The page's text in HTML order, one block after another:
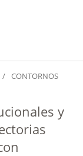
/ CONTORNOS
y